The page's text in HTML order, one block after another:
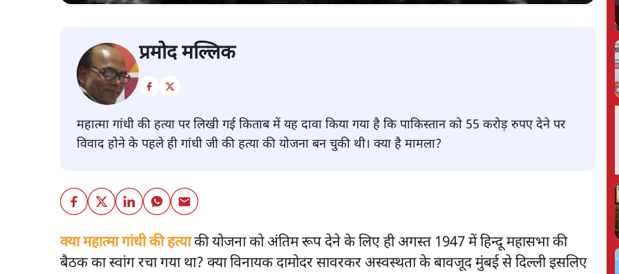
प्रमोद मल्लिक
महात्मा गांधी की हत्या पर लिखी गई किताब में यह दावा किया गया है कि पाकिस्तान को 55 करोड़ रुपए देने पर
विवाद होने के पहले ही गांधी जी की हत्या की योजना बन चुकी थी। क्या है मामला?
क्या महात्मा गांधी की हत्याकी योजना को अंतिम रूप देने के लिए ही अगस्त 1947 में हिन्दू महासभा की
बैठक का स्वांग रचा गया था? क्या विनायक दामोदर सावरकर अस्वस्थता के बावजूद मुंबई से दिल्ली इसलिए